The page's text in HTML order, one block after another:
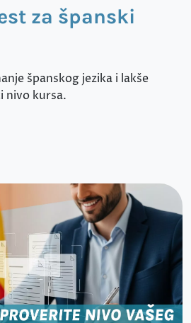
za španski
španskog jezika i lakše
nivo kursa.